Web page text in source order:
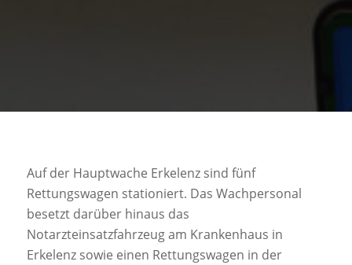
Auf der Hauptwache Erkelenz sind fünf
Rettungswagen stationiert. Das Wachpersonal
besetzt darüber hinaus das
Notarzteinsatzfahrzeug am Krankenhaus in
Erkelenz sowie einen Rettungswagen in der